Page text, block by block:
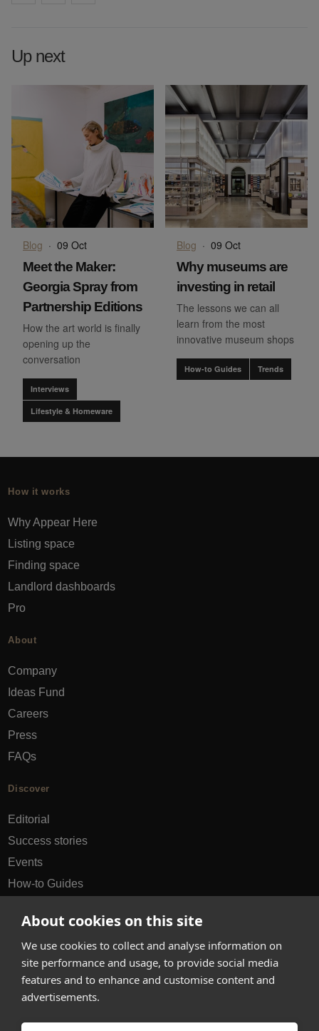
About cookies on this site
We use cookies to collect and analyse information on
site performance and usage, to provide social media
features and to enhance and customise content and
advertisements.
Up next
Blog · 09 Oct
Meet the Maker:
Georgia Spray from
Partnership Editions
How the art world is finally
opening up the
conversation
Interviews
Lifestyle & Homeware
Blog · 09 Oct
Why museums are
investing in retail
The lessons we can all
learn from the most
innovative museum shops
How-to Guides Trends
How it works
Why Appear Here
Listing space
Finding space
Landlord dashboards
Pro
About
Company
Ideas Fund
Careers
Press
FAQs
Discover
Editorial
Success stories
Events
How-to Guides
hello@appearhere.co.uk
United Kingdom